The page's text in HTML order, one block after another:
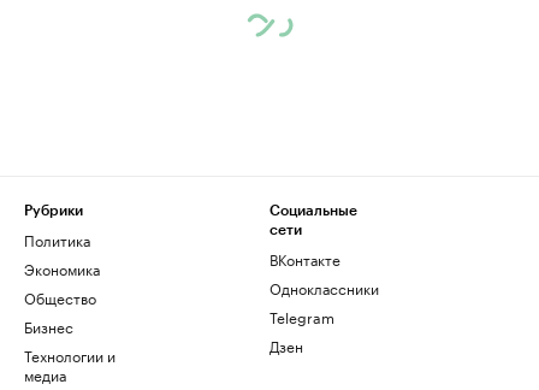
Рубрики
Политика
Экономика
Общество
Бизнес
Технологии и
медиа
Социальные
сети
ВКонтакте
Одноклассники
Telegram
Дзен